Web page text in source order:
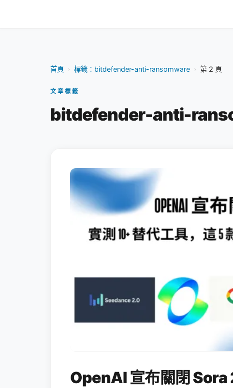
首頁 › 標籤：bitdefender-anti-ransomware › 第 2 頁
文章標籤
bitdefender-anti-
OpenAI 宣布關閉 Sora